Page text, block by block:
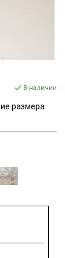
В наличии
размера